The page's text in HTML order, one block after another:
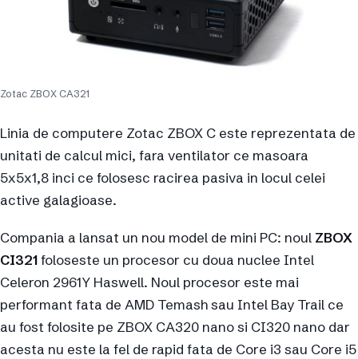
Zotac ZBOX CA321
Linia de computere Zotac ZBOX C este reprezentata de
unitati de calcul mici, fara ventilator ce masoara
5x5x1,8 inci ce folosesc racirea pasiva in locul celei
active galagioase.
Compania a lansat un nou model de mini PC: noul ZBOX
CI321foloseste un procesor cu doua nuclee Intel
Celeron 2961Y Haswell. Noul procesor este mai
performant fata de AMD Temash sau Intel Bay Trail ce
au fost folosite pe ZBOX CA320 nano si CI320 nano dar
acesta nu este la fel de rapid fata de Core i3 sau Core i5